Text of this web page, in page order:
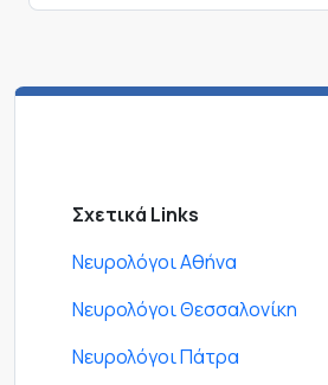
Σχετικά Links
Νευρολόγοι Αθήνα
Νευρολόγοι Θεσσαλονίκη
Νευρολόγοι Πάτρα